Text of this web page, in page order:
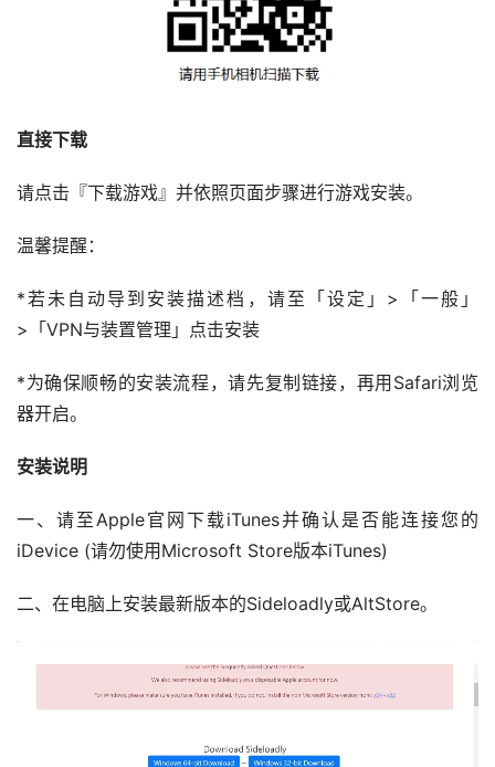
直接下载
请点击『下载游戏』并依照页面步骤进行游戏安装。
温馨提醒：
*若未自动导到安装描述档，请至「设定」>「一般」
>「VPN与装置管理」点击安装
*为确保顺畅的安装流程，请先复制链接，再用Safari浏览
器开启。
安装说明
一、请至Apple官网下载iTunes并确认是否能连接您的
iDevice (请勿使用Microsoft Store版本iTunes)
二、在电脑上安装最新版本的Sideloadly或AltStore。